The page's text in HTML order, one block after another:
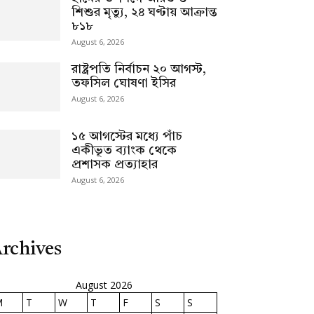
শিশুর মৃত্যু, ২৪ ঘণ্টায় আক্রান্ত
৮১৮
August 6, 2026
রাষ্ট্রপতি নির্বাচন ২০ আগস্ট,
তফসিল ঘোষণা ইসির
August 6, 2026
১৫ আগস্টের মধ্যে পাঁচ
একীভূত ব্যাংক থেকে
প্রশাসক প্রত্যাহার
August 6, 2026
August 2026
T W T F S S